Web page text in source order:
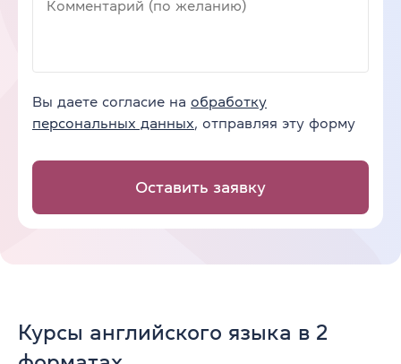
Вы даете согласие на обработку
персональных данных , отправляя эту форму
Оставить заявку
Курсы английского языка в 2